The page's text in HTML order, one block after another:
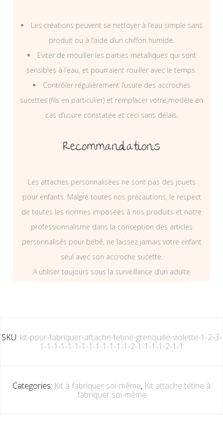
Les créations peuvent se nettoyer à l’eau simple sans
produit ou à l’aide d’un chiffon humide.
Eviter de mouiller les parties métalliques qui sont
sensibles à l’eau, et pourraient rouiller avec le temps.
Contrôler régulièrement l’usure des accroches
sucettes (fils en particulier) et remplacer votre modèle en
cas d’usure constatée et ceci sans délais.
Recommandations
Les attaches personnalisées ne sont pas des jouets
pour enfants. Malgré toutes nos précautions, le respect
de toutes les normes imposées à nos produits et notre
professionnalisme dans la conception des articles
personnalisés pour bébé, ne laissez jamais votre enfant
seul avec son accroche sucette.
A utiliser toujours sous la surveillance d’un adulte
SKU: kit-pour-fabriquer-attache-tetine-grenouille-violette-1-2-3-
1-1-1-1-1-1-1-1-1-1-1-1-1-2-1-1-1-1-2-1-1
Categories: Kit à fabriquer soi-même, Kit attache tétine à
fabriquer soi-même